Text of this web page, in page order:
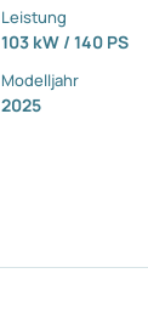
Leistung
103 kW / 140 PS
Modelljahr
2025